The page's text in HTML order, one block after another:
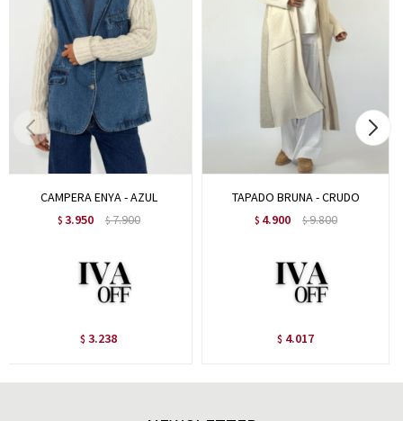
CAMPERA ENYA - AZUL
$ 3.950 $7.900
$ 3.238
TAPADO BRUNA - CRUDO
$ 4.900 $9.800
$ 4.017